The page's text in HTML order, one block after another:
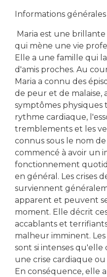
Informations générales
Maria est une
qui mène une vie
Elle a une famille qui
d'amis proches. Au
Maria a connu des
de peur et de malaise,
symptômes physiques
rythme cardiaque,
tremblements et les
connus sous le nom
commencé à avoir un
fonctionnement
en général. Les crises
surviennent
apparent et peuvent
moment. Elle décrit
accablants et
malheur imminent.
sont si intenses
une crise cardiaque
En conséquence, elle